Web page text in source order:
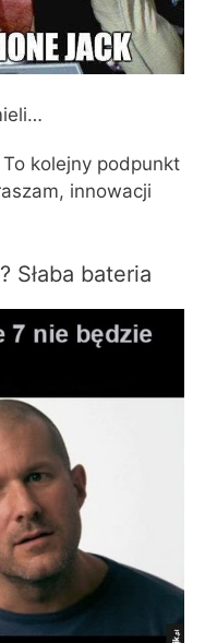
kolejny podpunkt
innowacji
Słaba bateria